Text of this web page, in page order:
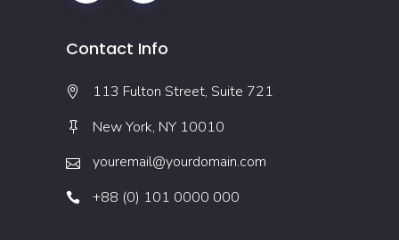
Contact Info
113 Fulton Street, Suite 721
New York, NY 10010
youremail@yourdomain.com
+88 (0) 101 0000 000